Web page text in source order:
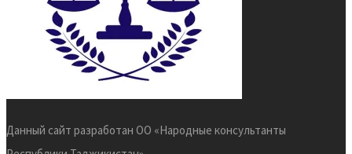
Данный сайт разработан ОО «Народные консультанты